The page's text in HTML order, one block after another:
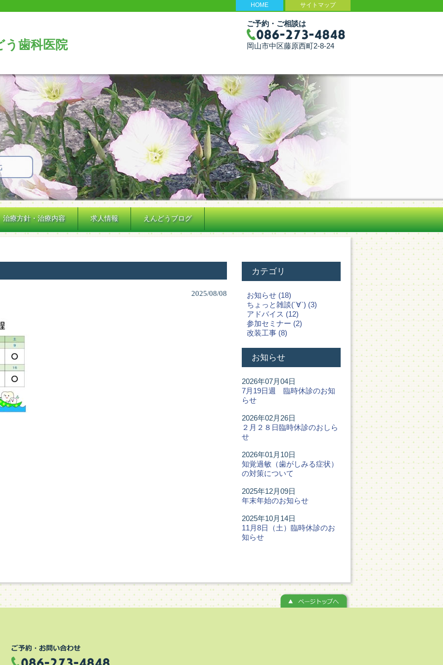
HOME サイトマップ
う歯科医院
ご予約・ご相談は
岡山市中区藤原西町2-8-24
治療方針・治療内容 求人情報 えんどうブログ
2025/08/08
カテゴリ
お知らせ (18)
ちょっと雑談(´∀`) (3)
アドバイス (12)
参加セミナー (2)
改装工事 (8)
お知らせ
2026年07月04日
7月19日週 臨時休診のお知
らせ
2026年02月26日
２月２８日臨時休診のおしら
せ
2026年01月10日
知覚過敏（歯がしみる症状）
の対策について
2025年12月09日
年末年始のお知らせ
2025年10月14日
11月8日（土）臨時休診のお
知らせ